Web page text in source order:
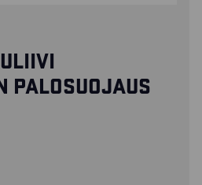
PALOSUOJAUS